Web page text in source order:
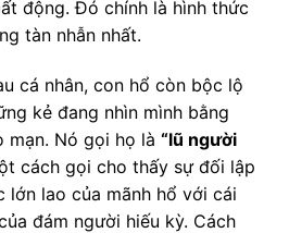
động. Đó chính là hình thức
tàn nhẫn nhất.
cá nhân, con hổ còn bộc lộ
kẻ đang nhìn mình bằng
mạn. Nó gọi họ là “lũ người
cách gọi cho thấy sự đối lập
lớn lao của mãnh hổ với cái
đám người hiếu kỳ. Cách